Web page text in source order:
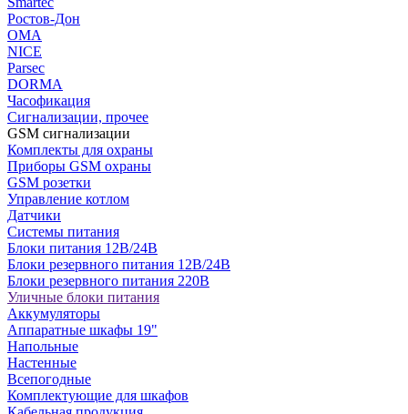
Ростов-Дон
ОМА
NICE
Parsec
DORMA
Часофикация
Сигнализации, прочее
GSM сигнализации
Комплекты для охраны
Приборы GSM охраны
GSM розетки
Управление котлом
Датчики
Системы питания
Блоки питания 12В/24В
Блоки резервного питания 12В/24В
Блоки резервного питания 220В
Уличные блоки питания
Аккумуляторы
Аппаратные шкафы 19"
Напольные
Настенные
Всепогодные
Комплектующие для шкафов